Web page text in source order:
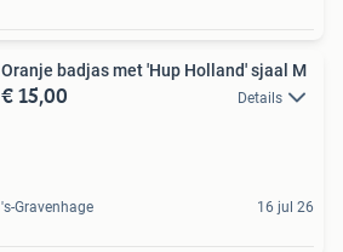
Oranje badjas met 'Hup Holland' sjaal M
€ 15,00 Details
's-Gravenhage 16 jul 26